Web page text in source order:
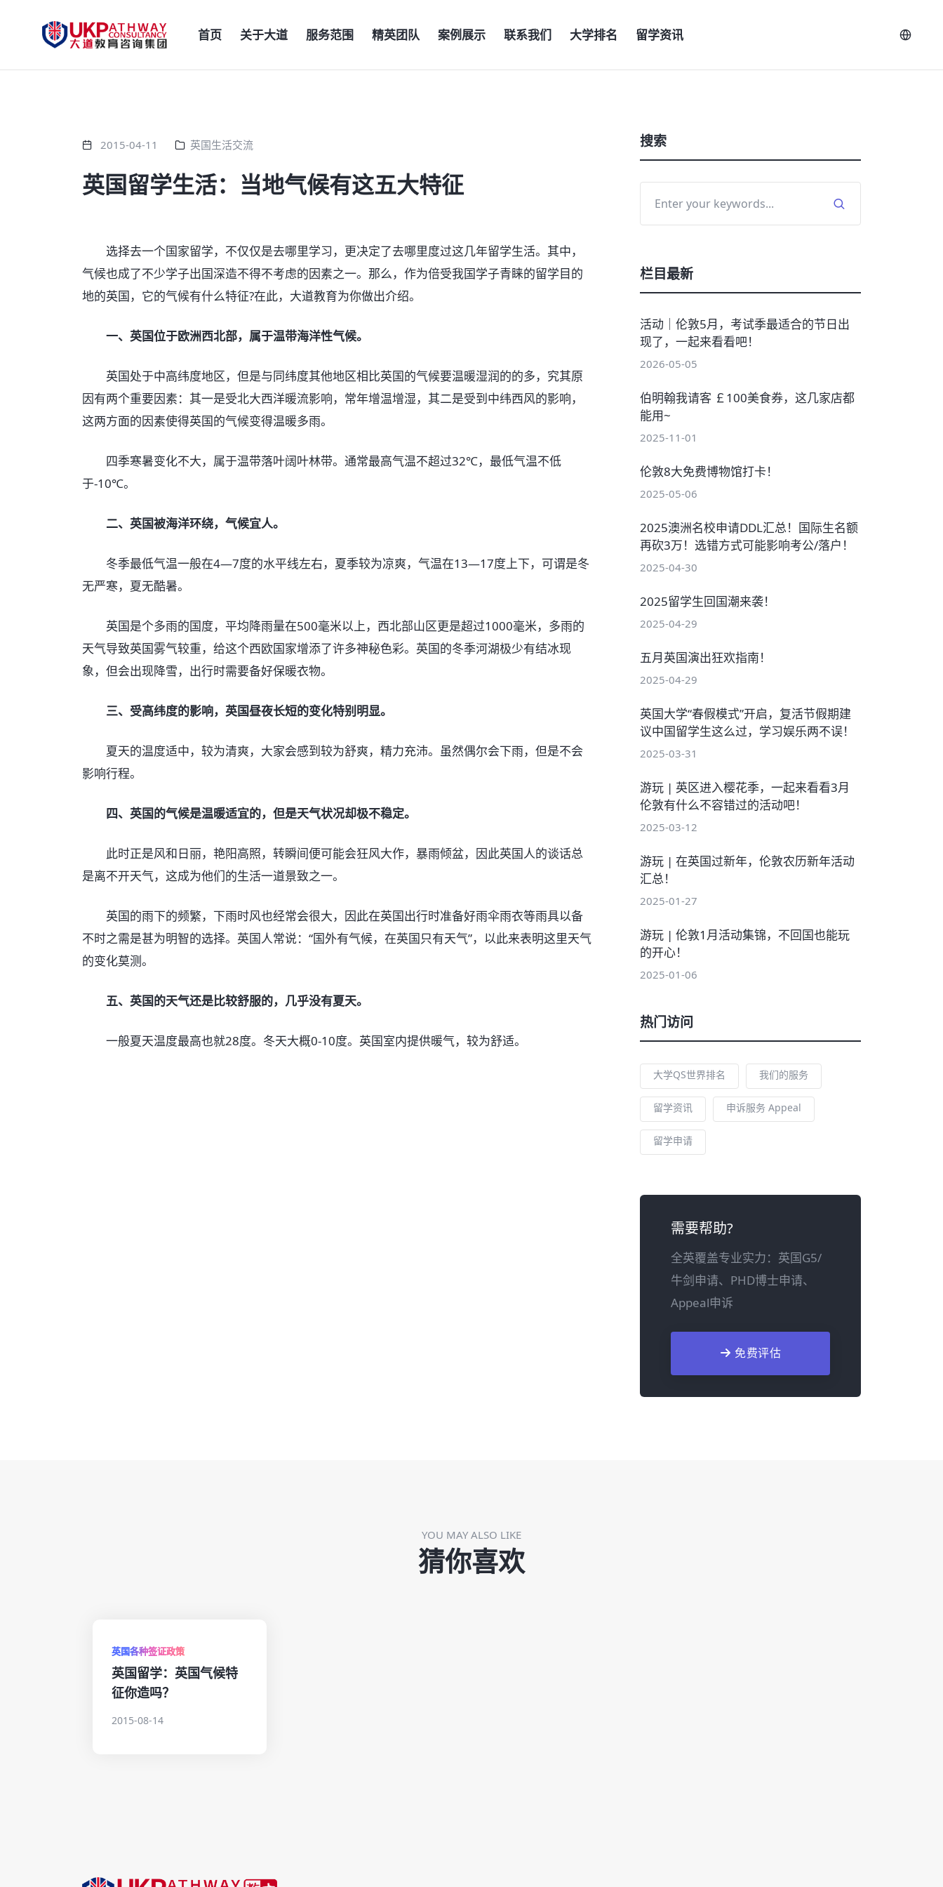
首页 关于大道 服务范围 精英团队 案例展示 联系我们 大学排名 留学资讯
2015-04-11 英国生活交流
英国留学生活：当地气候有这五大特征
选择去一个国家留学，不仅仅是去哪里学习，更决定了去哪里度过这几年留学生活。其中，
气候也成了不少学子出国深造不得不考虑的因素之一。那么，作为倍受我国学子青睐的留学目的
地的英国，它的气候有什么特征?在此，大道教育为你做出介绍。
一、英国位于欧洲西北部，属于温带海洋性气候。
英国处于中高纬度地区，但是与同纬度其他地区相比英国的气候要温暖湿润的的多，究其原
因有两个重要因素：其一是受北大西洋暖流影响，常年增温增湿，其二是受到中纬西风的影响，
这两方面的因素使得英国的气候变得温暖多雨。
四季寒暑变化不大，属于温带落叶阔叶林带。通常最高气温不超过32℃，最低气温不低
于-10℃。
二、英国被海洋环绕，气候宜人。
冬季最低气温一般在4—7度的水平线左右，夏季较为凉爽，气温在13—17度上下，可谓是冬
无严寒，夏无酷暑。
英国是个多雨的国度，平均降雨量在500毫米以上，西北部山区更是超过1000毫米，多雨的
天气导致英国雾气较重，给这个西欧国家增添了许多神秘色彩。英国的冬季河湖极少有结冰现
象，但会出现降雪，出行时需要备好保暖衣物。
三、受高纬度的影响，英国昼夜长短的变化特别明显。
夏天的温度适中，较为清爽，大家会感到较为舒爽，精力充沛。虽然偶尔会下雨，但是不会
影响行程。
四、英国的气候是温暖适宜的，但是天气状况却极不稳定。
此时正是风和日丽，艳阳高照，转瞬间便可能会狂风大作，暴雨倾盆，因此英国人的谈话总
是离不开天气，这成为他们的生活一道景致之一。
英国的雨下的频繁，下雨时风也经常会很大，因此在英国出行时准备好雨伞雨衣等雨具以备
不时之需是甚为明智的选择。英国人常说：“国外有气候，在英国只有天气”，以此来表明这里天气
的变化莫测。
五、英国的天气还是比较舒服的，几乎没有夏天。
一般夏天温度最高也就28度。冬天大概0-10度。英国室内提供暖气，较为舒适。
搜索
栏目最新
活动｜伦敦5月，考试季最适合的节日出
现了，一起来看看吧！
2026-05-05
伯明翰我请客 ￡100美食券，这几家店都
能用~
2025-11-01
伦敦8大免费博物馆打卡！
2025-05-06
2025澳洲名校申请DDL汇总！国际生名额
再砍3万！选错方式可能影响考公/落户！
2025-04-30
2025留学生回国潮来袭！
2025-04-29
五月英国演出狂欢指南！
2025-04-29
英国大学“春假模式”开启，复活节假期建
议中国留学生这么过，学习娱乐两不误！
2025-03-31
游玩 | 英区进入樱花季，一起来看看3月
伦敦有什么不容错过的活动吧！
2025-03-12
游玩 | 在英国过新年，伦敦农历新年活动
汇总！
2025-01-27
游玩 | 伦敦1月活动集锦，不回国也能玩
的开心！
2025-01-06
热门访问
大学QS世界排名 我们的服务
留学资讯 申诉服务 Appeal
留学申请
需要帮助?
全英覆盖专业实力：英国G5/
牛剑申请、PHD博士申请、
Appeal申诉
免费评估
YOU MAY ALSO LIKE
猜你喜欢
英国各种签证政策
英国留学：英国气候特
征你造吗？
2015-08-14